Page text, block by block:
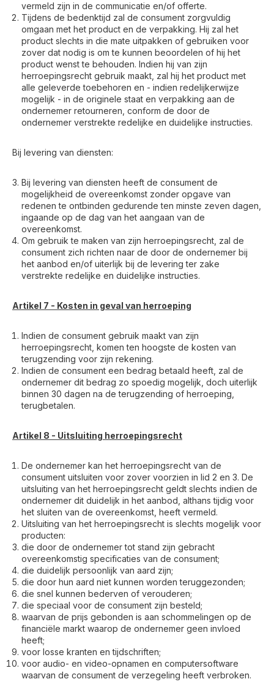
vermeld zijn in de communicatie en/of offerte.
Tijdens de bedenktijd zal de consument zorgvuldig
omgaan met het product en de verpakking. Hij zal het
product slechts in die mate uitpakken of gebruiken voor
zover dat nodig is om te kunnen beoordelen of hij het
product wenst te behouden. Indien hij van zijn
herroepingsrecht gebruik maakt, zal hij het product met
alle geleverde toebehoren en - indien redelijkerwijze
mogelijk - in de originele staat en verpakking aan de
ondernemer retourneren, conform de door de
ondernemer verstrekte redelijke en duidelijke instructies.
Bij levering van diensten:
Bij levering van diensten heeft de consument de
mogelijkheid de overeenkomst zonder opgave van
redenen te ontbinden gedurende ten minste zeven dagen,
ingaande op de dag van het aangaan van de
overeenkomst.
Om gebruik te maken van zijn herroepingsrecht, zal de
consument zich richten naar de door de ondernemer bij
het aanbod en/of uiterlijk bij de levering ter zake
verstrekte redelijke en duidelijke instructies.
Artikel 7 - Kosten in geval van herroeping
Indien de consument gebruik maakt van zijn
herroepingsrecht, komen ten hoogste de kosten van
terugzending voor zijn rekening.
Indien de consument een bedrag betaald heeft, zal de
ondernemer dit bedrag zo spoedig mogelijk, doch uiterlijk
binnen 30 dagen na de terugzending of herroeping,
terugbetalen.
Artikel 8 - Uitsluiting herroepingsrecht
De ondernemer kan het herroepingsrecht van de
consument uitsluiten voor zover voorzien in lid 2 en 3. De
uitsluiting van het herroepingsrecht geldt slechts indien de
ondernemer dit duidelijk in het aanbod, althans tijdig voor
het sluiten van de overeenkomst, heeft vermeld.
Uitsluiting van het herroepingsrecht is slechts mogelijk voor
producten:
die door de ondernemer tot stand zijn gebracht
overeenkomstig specificaties van de consument;
die duidelijk persoonlijk van aard zijn;
die door hun aard niet kunnen worden teruggezonden;
die snel kunnen bederven of verouderen;
die speciaal voor de consument zijn besteld;
waarvan de prijs gebonden is aan schommelingen op de
financiële markt waarop de ondernemer geen invloed
heeft;
voor losse kranten en tijdschriften;
voor audio- en video-opnamen en computersoftware
waarvan de consument de verzegeling heeft verbroken.